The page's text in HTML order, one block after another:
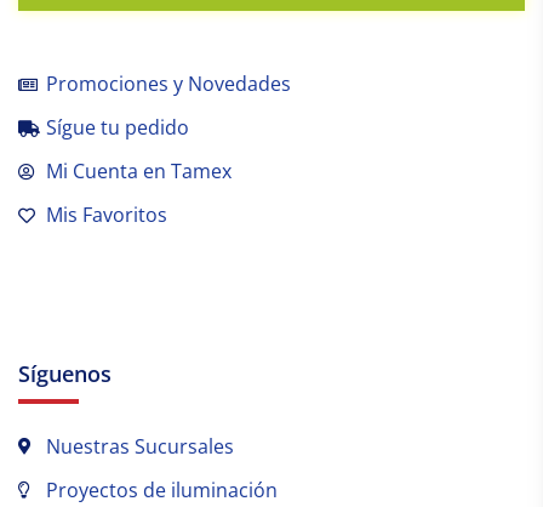
Promociones y Novedades
Sígue tu pedido
Mi Cuenta en Tamex
Mis Favoritos
Síguenos
Nuestras Sucursales
Proyectos de iluminación